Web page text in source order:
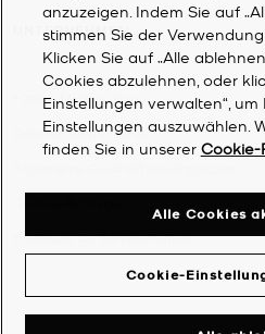
UNTERNEHMEN
2026Michael Kors
Datenschutzrichtlinie
Erklärung zur Barrierefreiheit
anzuzeigen. Indem Sie auf
stimmen Sie der
Klicken Sie auf „Alle
Cookies abzulehnen, oder
Einstellungen verwalten“,
Einstellungen auszuwählen.
finden Sie in unserer Cookie-
Cookie-
Alle Cookies